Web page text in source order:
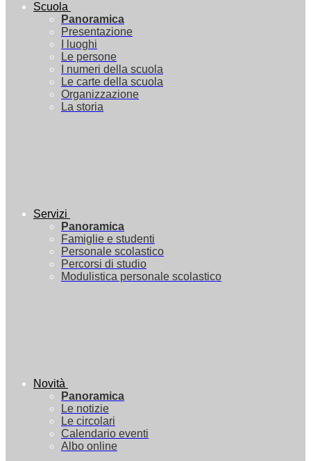
Scuola
Panoramica
Presentazione
I luoghi
Le persone
I numeri della scuola
Le carte della scuola
Organizzazione
La storia
Servizi
Panoramica
Famiglie e studenti
Personale scolastico
Percorsi di studio
Modulistica personale scolastico
Novità
Panoramica
Le notizie
Le circolari
Calendario eventi
Albo online